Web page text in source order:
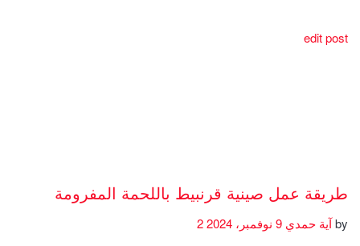
edit post
طريقة عمل صينية قرنبيط باللحمة المفرومة
byآية حمدي